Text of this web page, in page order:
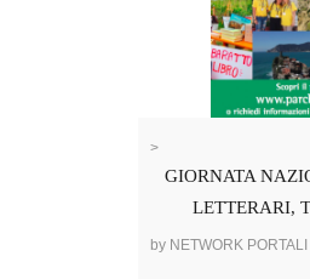
>
GIORNATA
LETTERARI,
by NETWORK PORTALI